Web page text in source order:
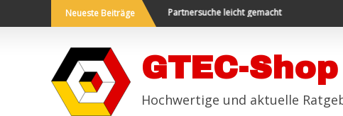
Neueste Beiträge
und Neues erleben Partnersuche leicht gemacht
GTEC-Shop
Hochwertige und aktuelle